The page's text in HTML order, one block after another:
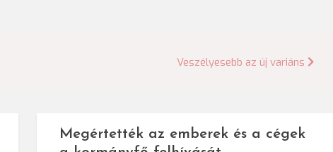
Veszélyesebb az új variáns
Megértették az emberek és a cégek